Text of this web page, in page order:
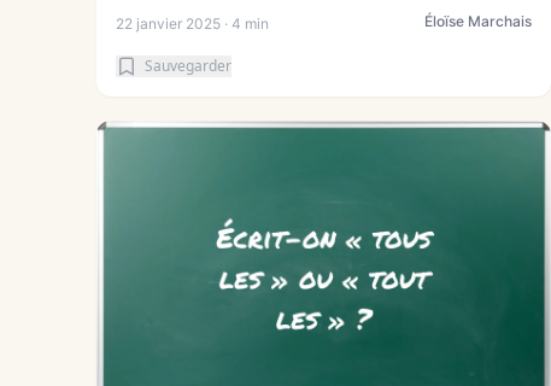
22 janvier 2025 · 4 min Éloïse Marchais
Sauvegarder